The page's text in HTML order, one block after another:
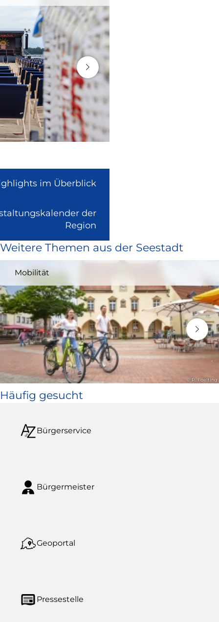
im Überblick
der
Region
extern
und
in
neuem
Fenster)
Weitere Themen aus der Seestadt
Mobilität
© P. Foelting
Häufig gesucht
Bürgerservice
Bürgermeister
Geoportal
Pressestelle